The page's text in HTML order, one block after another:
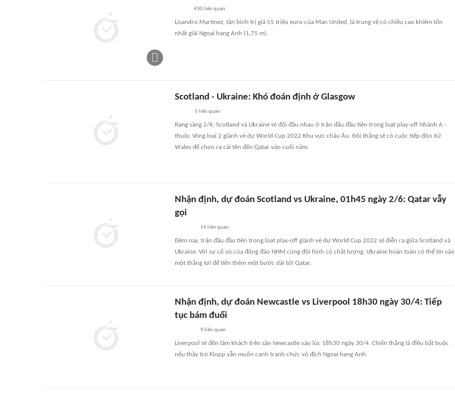
430liên quan
Lisandro Martinez, tân binh trị giá 55 triệu euro của Man United, là trung vệ có chiều cao khiêm tốn
nhất giải Ngoại hạng Anh (1,75 m).
Scotland - Ukraine: Khó đoán định ở Glasgow
5 liên quan
Rạng sáng 2/6, Scotland và Ukraine sẽ đối đầu nhau ở trận đấu đầu tiên trong loạt play-off Nhánh A -
thuộc Vòng loại 2 giành vé dự World Cup 2022 Khu vực châu Âu. Đội thắng sẽ có cuộc tiếp đón Xứ
Wales để chọn ra cái tên đến Qatar vào cuối năm.
Nhận định, dự đoán Scotland vs Ukraine, 01h45 ngày 2/6: Qatar vẫy
gọi
14liên quan
Đêm nay, trận đấu đầu tiên trong loạt play-off giành vé dự World Cup 2022 sẽ diễn ra giữa Scotland và
Ukraine. Với sự cổ vũ của đông đảo NHM cùng đội hình có chất lượng, Ukraine hoàn toàn có thể tin vào
một thắng lợi để tiến thêm một bước dài tới Qatar.
Nhận định, dự đoán Newcastle vs Liverpool 18h30 ngày 30/4: Tiếp
tục bám đuổi
9 liên quan
Liverpool sẽ đến làm khách trên sân Newcastle vào lúc 18h30 ngày 30/4. Chiến thắng là điều bắt buộc
nếu thầy trò Klopp vẫn muốn cạnh tranh chức vô địch Ngoại hạng Anh.